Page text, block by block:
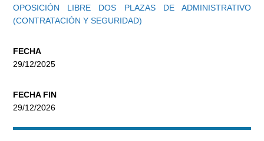
OPOSICIÓN LIBRE DOS PLAZAS DE ADMINISTRATIVO
(CONTRATACIÓN Y SEGURIDAD)
FECHA
29/12/2025
FECHA FIN
29/12/2026